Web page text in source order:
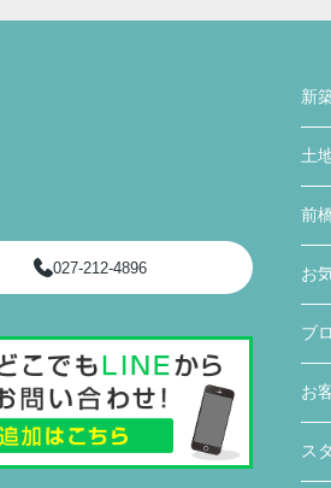
027-212-4896
新
土
前
お
ブ
お
ス